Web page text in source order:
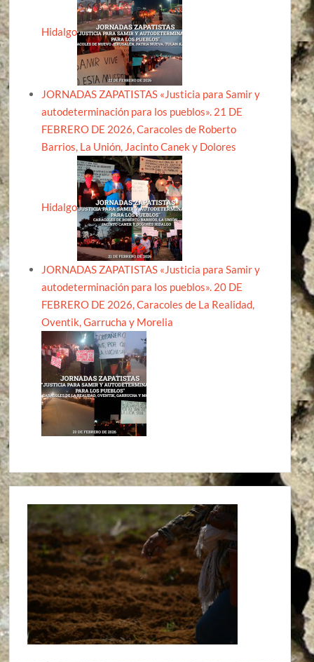
Hidalgo
JORNADAS ZAPATISTAS «Justicia para Samir y
autodeterminación para los pueblos». 21 DE
FEBRERO DE 2026, Caracoles de Roberto
Barrios, La Unión, Jacinto Canek y Dolores
Hidalgo
JORNADAS ZAPATISTAS «Justicia para Samir y
autodeterminación para los pueblos». 20 DE
FEBRERO DE 2026, Caracoles de La Realidad,
Oventik, Garrucha y Morelia